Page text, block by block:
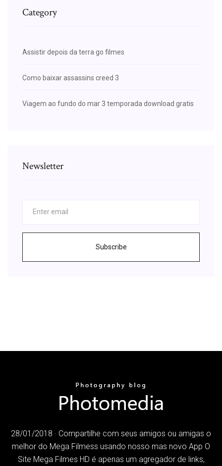
Category
Assistir depois da terra go filmes
Como baixar assassins creed 3
Viagem ao fundo do mar 3 temporada download gratis
Newsletter
Subscribe
28/01/2018 · Compartilhe com seus amigos ou amigas o
melhor do Mega Filmess usando nosso mas novo App O
Site Mega Filmes HD é apenas um agregador de links,